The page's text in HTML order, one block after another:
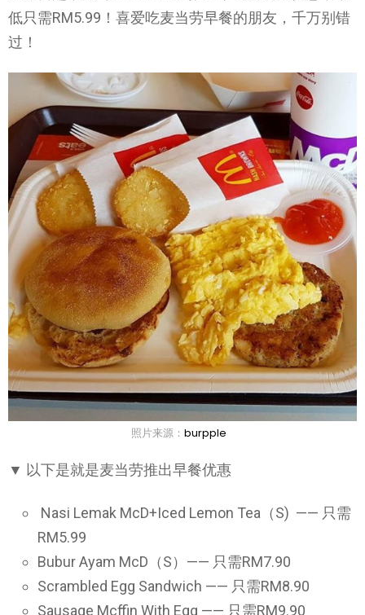
低只需RM5.99！喜爱吃麦当劳早餐的朋友，千万别错
过！
照片来源： burpple
▼ 以下是就是麦当劳推出早餐优惠
Nasi Lemak McD+Iced Lemon Tea（S) —— 只需
RM5.99
Bubur Ayam McD（S）—— 只需RM7.90
Scrambled Egg Sandwich —— 只需RM8.90
Sausage Mcffin With Egg —— 只需RM9.90